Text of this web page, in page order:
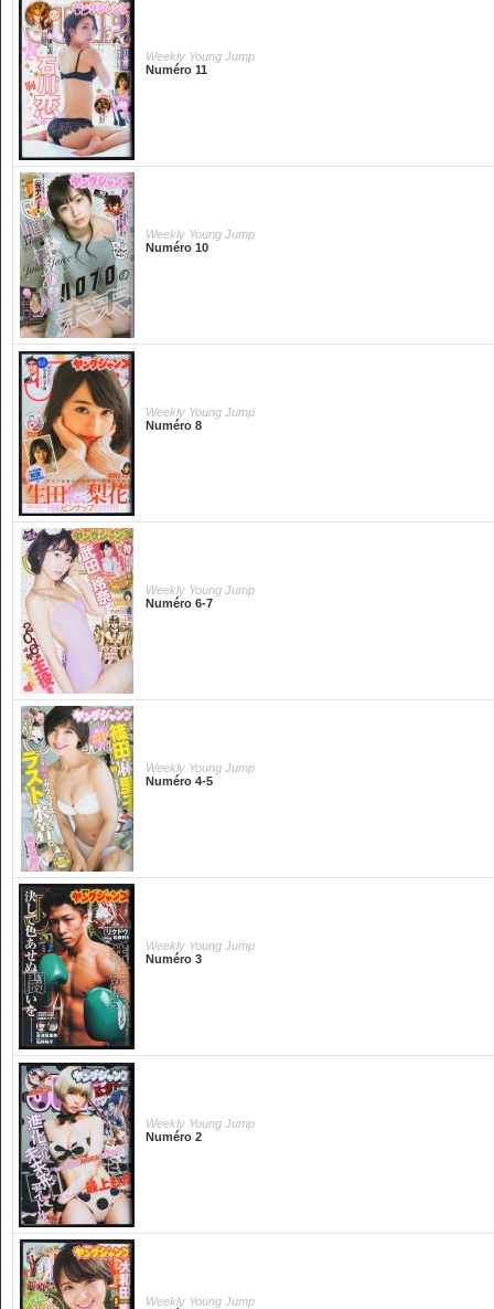
Weekly Young Jump
Numéro 11
Weekly Young Jump
Numéro 10
Weekly Young Jump
Numéro 8
Weekly Young Jump
Numéro 6-7
Weekly Young Jump
Numéro 4-5
Weekly Young Jump
Numéro 3
Weekly Young Jump
Numéro 2
Weekly Young Jump